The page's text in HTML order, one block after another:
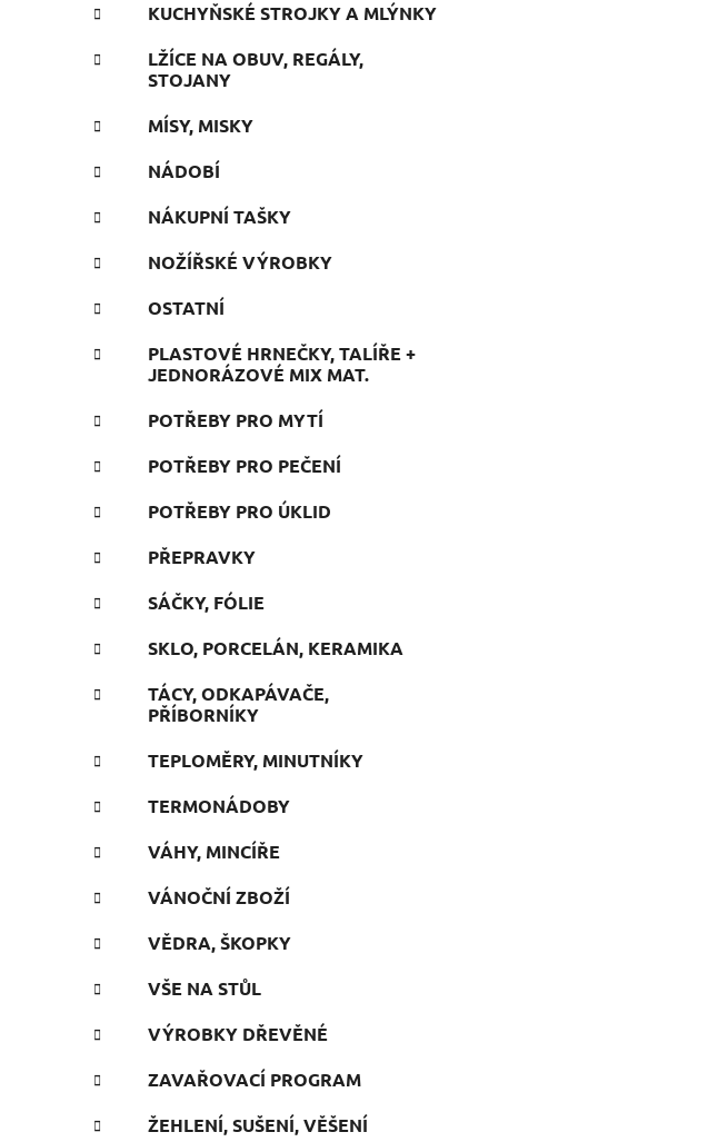
KUCHYŇSKÉ STROJKY A MLÝNKY
LŽÍCE NA OBUV, REGÁLY,
STOJANY
MÍSY, MISKY
NÁDOBÍ
NÁKUPNÍ TAŠKY
NOŽÍŘSKÉ VÝROBKY
OSTATNÍ
PLASTOVÉ HRNEČKY, TALÍŘE +
JEDNORÁZOVÉ MIX MAT.
POTŘEBY PRO MYTÍ
POTŘEBY PRO PEČENÍ
POTŘEBY PRO ÚKLID
PŘEPRAVKY
SÁČKY, FÓLIE
SKLO, PORCELÁN, KERAMIKA
TÁCY, ODKAPÁVAČE,
PŘÍBORNÍKY
TEPLOMĚRY, MINUTNÍKY
TERMONÁDOBY
VÁHY, MINCÍŘE
VÁNOČNÍ ZBOŽÍ
VĚDRA, ŠKOPKY
VŠE NA STŮL
VÝROBKY DŘEVĚNÉ
ZAVAŘOVACÍ PROGRAM
ŽEHLENÍ, SUŠENÍ, VĚŠENÍ